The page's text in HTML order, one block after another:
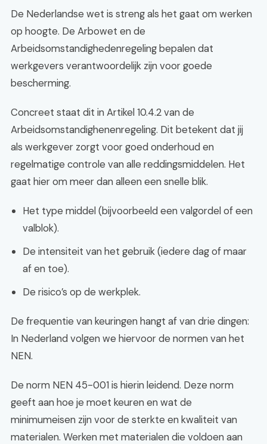
De Nederlandse wet is streng als het gaat om werken
op hoogte. De Arbowet en de
Arbeidsomstandighedenregeling bepalen dat
werkgevers verantwoordelijk zijn voor goede
bescherming.
Concreet staat dit in Artikel 10.4.2 van de
Arbeidsomstandighenenregeling. Dit betekent dat jij
als werkgever zorgt voor goed onderhoud en
regelmatige controle van alle reddingsmiddelen. Het
gaat hier om meer dan alleen een snelle blik.
Het type middel (bijvoorbeeld een valgordel of een
valblok).
De intensiteit van het gebruik (iedere dag of maar
af en toe).
De risico’s op de werkplek.
De frequentie van keuringen hangt af van drie dingen:
In Nederland volgen we hiervoor de normen van het
NEN.
De norm NEN 45-001 is hierin leidend. Deze norm
geeft aan hoe je moet keuren en wat de
minimumeisen zijn voor de sterkte en kwaliteit van
materialen. Werken met materialen die voldoen aan